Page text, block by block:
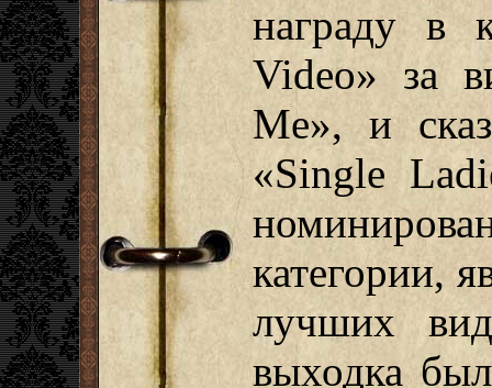
награду в
Video» за
Me», и
«Single
категории,
лучших
выходка